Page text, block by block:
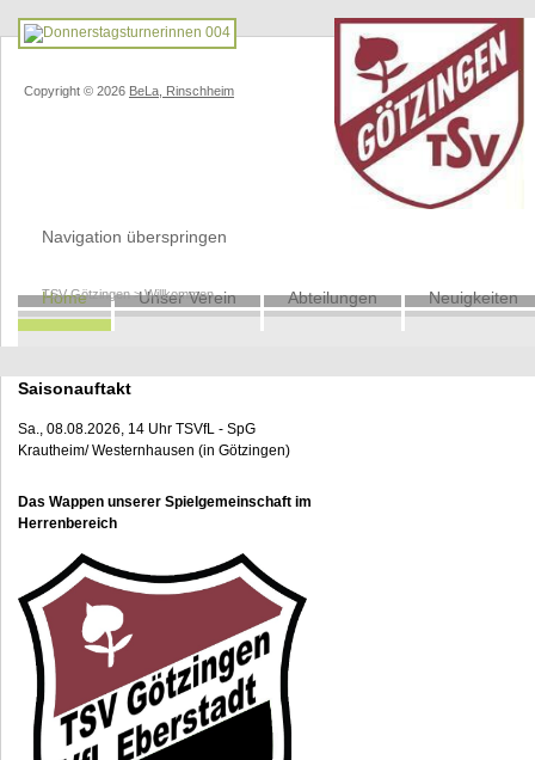
Navigation überspringen
Home Unser Verein Abteilungen Neuigkeiten
TSV Götzingen>Willkommen
Saisonauftakt
Sa., 08.08.2026, 14 Uhr TSVfL - SpG
Krautheim/ Westernhausen (in Götzingen)
Das Wappen unserer Spielgemeinschaft im
Herrenbereich
Copyright © 2026 BeLa, Rinschheim